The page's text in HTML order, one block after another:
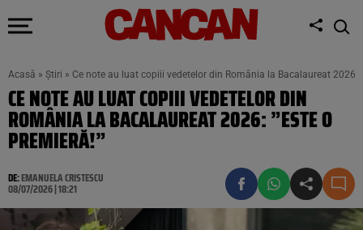
Acasă » Știri » Ce note au luat copiii vedetelor din România la Bacalaureat 2026:
CE NOTE AU LUAT COPIII VEDETELOR DIN
ROMÂNIA LA BACALAUREAT 2026: ”ESTE O
PREMIERĂ!”
DE:EMANUELA CRISTESCU
08/07/2026 | 18:21